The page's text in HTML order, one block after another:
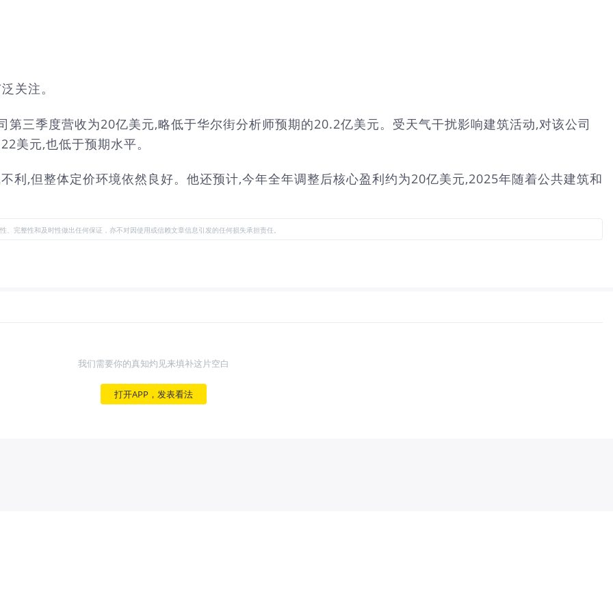
关注。
三季度营收为20亿美元,略低于华尔街分析师预期的20.2亿美元。受天气干扰影响建筑活动,对该公司
美元,也低于预期水平。
利,但整体定价环境依然良好。他还预计,今年全年调整后核心盈利约为20亿美元,2025年随着公共建筑和
完整性和及时性做出任何保证，亦不对因使用或信赖文章信息引发的任何损失承担责任。
我们需要你的真知灼见来填补这片空白
打开APP，发表看法